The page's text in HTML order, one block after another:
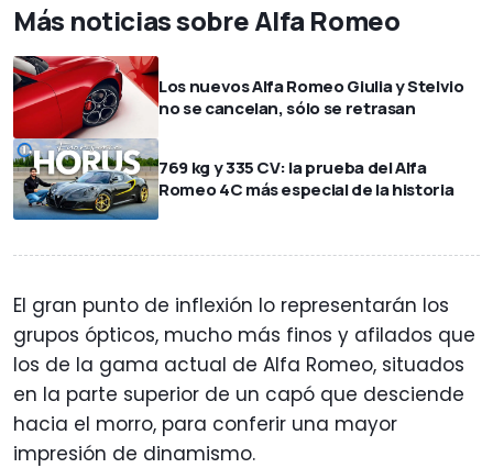
Más noticias sobre Alfa Romeo
Los nuevos Alfa Romeo Giulia y Stelvio
no se cancelan, sólo se retrasan
769 kg y 335 CV: la prueba del Alfa
Romeo 4C más especial de la historia
El gran punto de inflexión lo representarán los
grupos ópticos, mucho más finos y afilados que
los de la gama actual de Alfa Romeo, situados
en la parte superior de un capó que desciende
hacia el morro, para conferir una mayor
impresión de dinamismo.